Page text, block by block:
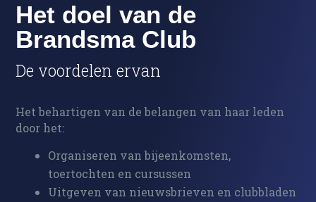
Het doel van de
Brandsma Club
De voordelen ervan
Het behartigen van de belangen van haar leden
door het:
Organiseren van bijeenkomsten,
toertochten en cursussen
Uitgeven van nieuwsbrieven en clubbladen